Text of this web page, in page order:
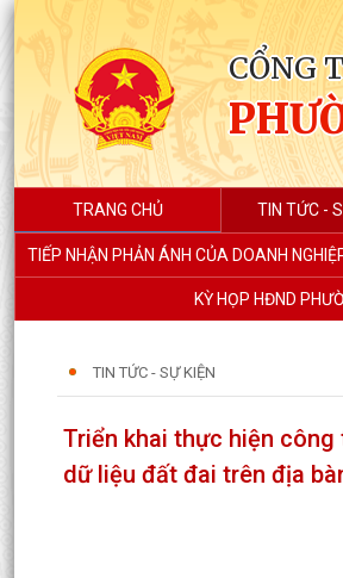
CỔNG
TRANG CHỦ TIN TỨC -
TIẾP NHẬN PHẢN ÁNH CỦA DOANH
KỲ HỌP HĐND
TIN TỨC - SỰ KIỆN
Triển khai thực hiện
dữ liệu đất đai trên địa